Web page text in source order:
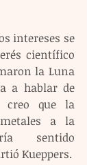
intereses se
científico
la Luna
a hablar de
creo que la
a la
sentido
Kueppers.